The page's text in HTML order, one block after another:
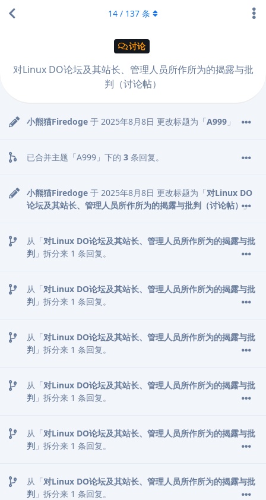
讨论
对Linux DO论坛及其站长、管理人员所作所为的揭露与批
判（讨论帖）
14 / 137 条
小熊猫Firedoge 于 2025年8月8日 更改标题为「A999 」
已合并主题「A999 」下的 3 条回复。
小熊猫Firedoge 于 2025年8月8日 更改标题为「对Linux DO
论坛及其站长、管理人员所作所为的揭露与批判（讨论帖）」
从「对Linux DO论坛及其站长、管理人员所作所为的揭露与批
判 」拆分来 1 条回复。
从「对Linux DO论坛及其站长、管理人员所作所为的揭露与批
判 」拆分来 1 条回复。
从「对Linux DO论坛及其站长、管理人员所作所为的揭露与批
判 」拆分来 1 条回复。
从「对Linux DO论坛及其站长、管理人员所作所为的揭露与批
判 」拆分来 1 条回复。
从「对Linux DO论坛及其站长、管理人员所作所为的揭露与批
判 」拆分来 1 条回复。
从「对Linux DO论坛及其站长、管理人员所作所为的揭露与批
判 」拆分来 1 条回复。